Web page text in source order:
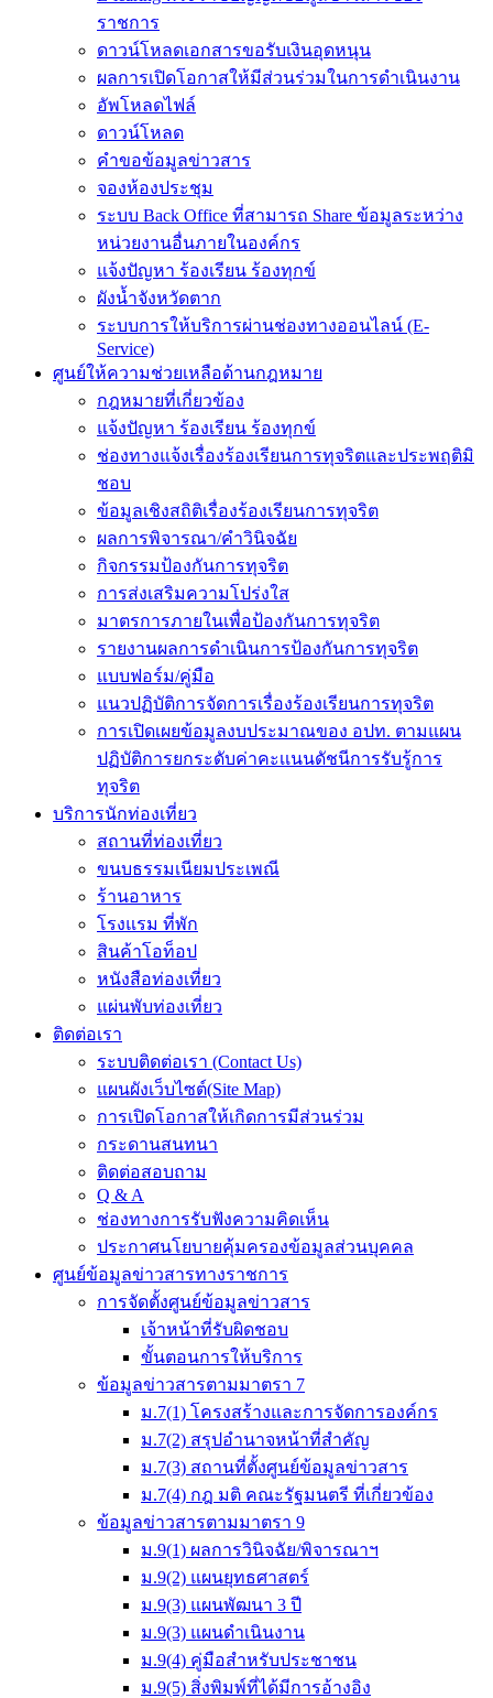
ราชการ
ดาวน์โหลดเอกสารขอรับเงินอุดหนุน
ผลการเปิดโอกาสให้มีส่วนร่วมในการดำเนินงาน
อัพโหลดไฟล์
ดาวน์โหลด
คำขอข้อมูลข่าวสาร
จองห้องประชุม
ระบบ Back Office ที่สามารถ Share ข้อมูลระหว่าง
หน่วยงานอื่นภายในองค์กร
แจ้งปัญหา ร้องเรียน ร้องทุกข์
ผังน้ำจังหวัดตาก
ระบบการให้บริการผ่านช่องทางออนไลน์ (E-
Service)
ศูนย์ให้ความช่วยเหลือด้านกฎหมาย
กฎหมายที่เกี่ยวข้อง
แจ้งปัญหา ร้องเรียน ร้องทุกข์
ช่องทางแจ้งเรื่องร้องเรียนการทุจริตและประพฤติมิ
ชอบ
ข้อมูลเชิงสถิติเรื่องร้องเรียนการทุจริต
ผลการพิจารณา/คำวินิจฉัย
กิจกรรมป้องกันการทุจริต
การส่งเสริมความโปร่งใส
มาตรการภายในเพื่อป้องกันการทุจริต
รายงานผลการดำเนินการป้องกันการทุจริต
แบบฟอร์ม/คู่มือ
แนวปฏิบัติการจัดการเรื่องร้องเรียนการทุจริต
การเปิดเผยข้อมูลงบประมาณของ อปท. ตามแผน
ปฏิบัติการยกระดับค่าคะเเนนดัชนีการรับรู้การ
ทุจริต
บริการนักท่องเที่ยว
สถานที่ท่องเที่ยว
ขนบธรรมเนียมประเพณี
ร้านอาหาร
โรงแรม ที่พัก
สินค้าโอท็อป
หนังสือท่องเที่ยว
แผ่นพับท่องเที่ยว
ติดต่อเรา
ระบบติดต่อเรา (Contact Us)
แผนผังเว็บไซต์(Site Map)
การเปิดโอกาสให้เกิดการมีส่วนร่วม
กระดานสนทนา
ติดต่อสอบถาม
Q & A
ช่องทางการรับฟังความคิดเห็น
ประกาศนโยบายคุ้มครองข้อมูลส่วนบุคคล
ศูนย์ข้อมูลข่าวสารทางราชการ
การจัดตั้งศูนย์ข้อมูลข่าวสาร
เจ้าหน้าที่รับผิดชอบ
ขั้นตอนการให้บริการ
ข้อมูลข่าวสารตามมาตรา 7
ม.7(1) โครงสร้างและการจัดการองค์กร
ม.7(2) สรุปอำนาจหน้าที่สำคัญ
ม.7(3) สถานที่ตั้งศูนย์ข้อมูลข่าวสาร
ม.7(4) กฎ มติ คณะรัฐมนตรี ที่เกี่ยวข้อง
ข้อมูลข่าวสารตามมาตรา 9
ม.9(1) ผลการวินิจฉัย/พิจารณาฯ
ม.9(2) แผนยุทธศาสตร์
ม.9(3) แผนพัฒนา 3 ปี
ม.9(3) แผนดำเนินงาน
ม.9(4) คู่มือสำหรับประชาชน
ม.9(5) สิ่งพิมพ์ที่ได้มีการอ้างอิง